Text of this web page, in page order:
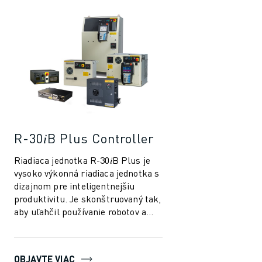
R-30𝑖B Plus Controller
Riadiaca jednotka R-30𝑖B Plus je
vysoko výkonná riadiaca jednotka s
dizajnom pre inteligentnejšiu
produktivitu. Je skonštruovaný tak,
aby uľahčil používanie robotov a
OBJAVTE VIAC